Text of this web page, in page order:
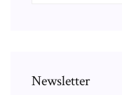
Newsletter